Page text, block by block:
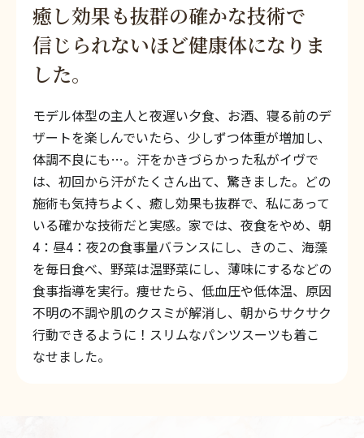
癒し効果も抜群の確かな技術で
信じられないほど健康体になりま
した。
モデル体型の主人と夜遅い夕食、お酒、寝る前のデ
ザートを楽しんでいたら、少しずつ体重が増加し、
体調不良にも…。汗をかきづらかった私がイヴで
は、初回から汗がたくさん出て、驚きました。どの
施術も気持ちよく、癒し効果も抜群で、私にあって
いる確かな技術だと実感。家では、夜食をやめ、朝
4：昼4：夜2の食事量バランスにし、きのこ、海藻
を毎日食べ、野菜は温野菜にし、薄味にするなどの
食事指導を実行。痩せたら、低血圧や低体温、原因
不明の不調や肌のクスミが解消し、朝からサクサク
行動できるように！スリムなパンツスーツも着こ
なせました。